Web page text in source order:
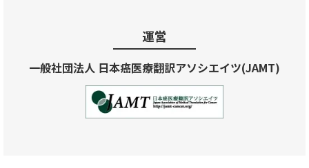
運営
一般社団法人 日本癌医療翻訳アソシエイツ(JAMT)